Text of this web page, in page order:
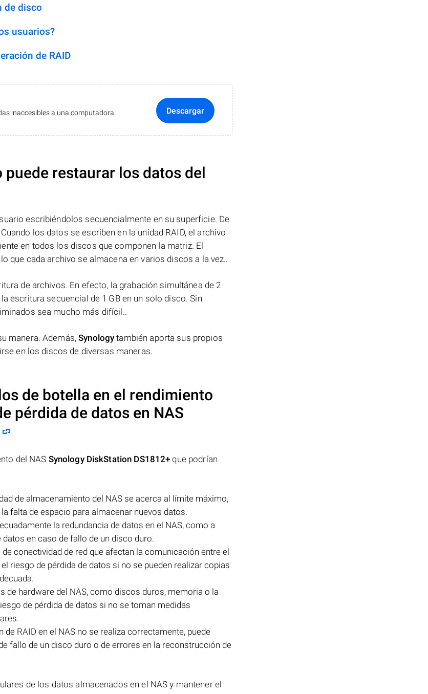
de disco
usuarios?
de RAID
inaccesibles a una computadora. Descargar
restaurar los datos del
escribiéndolos secuencialmente en su superficie. De
los datos se escriben en la unidad RAID, el archivo
en todos los discos que componen la matriz. El
que cada archivo se almacena en varios discos a la vez..
de archivos. En efecto, la grabación simultánea de 2
escritura secuencial de 1 GB en un solo disco. Sin
sea mucho más difícil..
manera. Además,Synology también aporta sus propios
en los discos de diversas maneras.
de botella en el rendimiento
pérdida de datos en NAS
del NAS Synology DiskStation DS1812+ que podrían
de almacenamiento del NAS se acerca al límite máximo,
falta de espacio para almacenar nuevos datos.
la redundancia de datos en el NAS, como a
en caso de fallo de un disco duro.
conectividad de red que afectan la comunicación entre el
riesgo de pérdida de datos si no se pueden realizar copias
de hardware del NAS, como discos duros, memoria o la
de pérdida de datos si no se toman medidas
RAID en el NAS no se realiza correctamente, puede
fallo de un disco duro o de errores en la reconstrucción de
de los datos almacenados en el NAS y mantener el